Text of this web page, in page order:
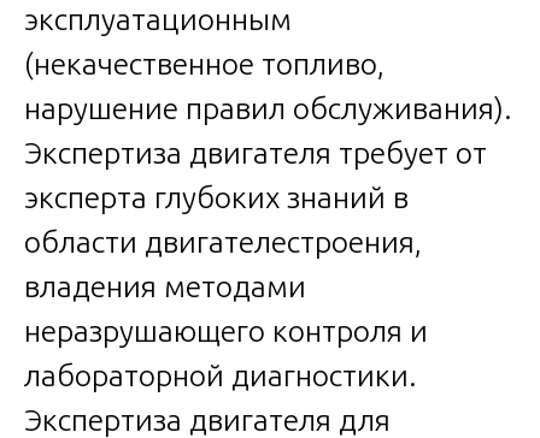
эксплуатационным
(некачественное топливо,
нарушение правил обслуживания).
Экспертиза двигателя требует от
эксперта глубоких знаний в
области двигателестроения,
владения методами
неразрушающего контроля и
лабораторной диагностики.
Экспертиза двигателя для